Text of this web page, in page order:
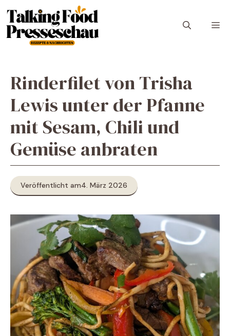
Inhalt
springen
Rinderfilet von Trisha
Lewis unter der Pfanne
mit Sesam, Chili und
Gemüse anbraten
Veröffentlicht am4. März 2026